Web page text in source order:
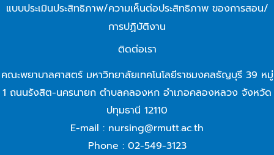
แบบประเมินประสิทธิภาพ/ความเห็นต่อประสิทธิภาพ ของการสอน/
การปฏิบัติงาน
ติดต่อเรา
คณะพยาบาลศาสตร์ มหาวิทยาลัยเทคโนโลยีราชมงคลธัญบุรี 39 หมู่
1 ถนนรังสิต-นครนายก ตำบลคลองหก อำเภอคลองหลวง จังหวัด
ปทุมธานี 12110
E-mail : nursing@rmutt.ac.th
Phone : 02-549-3123